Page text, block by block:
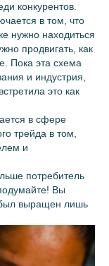
конкурентов.
в том, что
нужно находиться
продвигать, как
Пока эта схема
и индустрия,
это как
в сфере
трейда в том,
и
потребитель
Вы
был выращен лишь